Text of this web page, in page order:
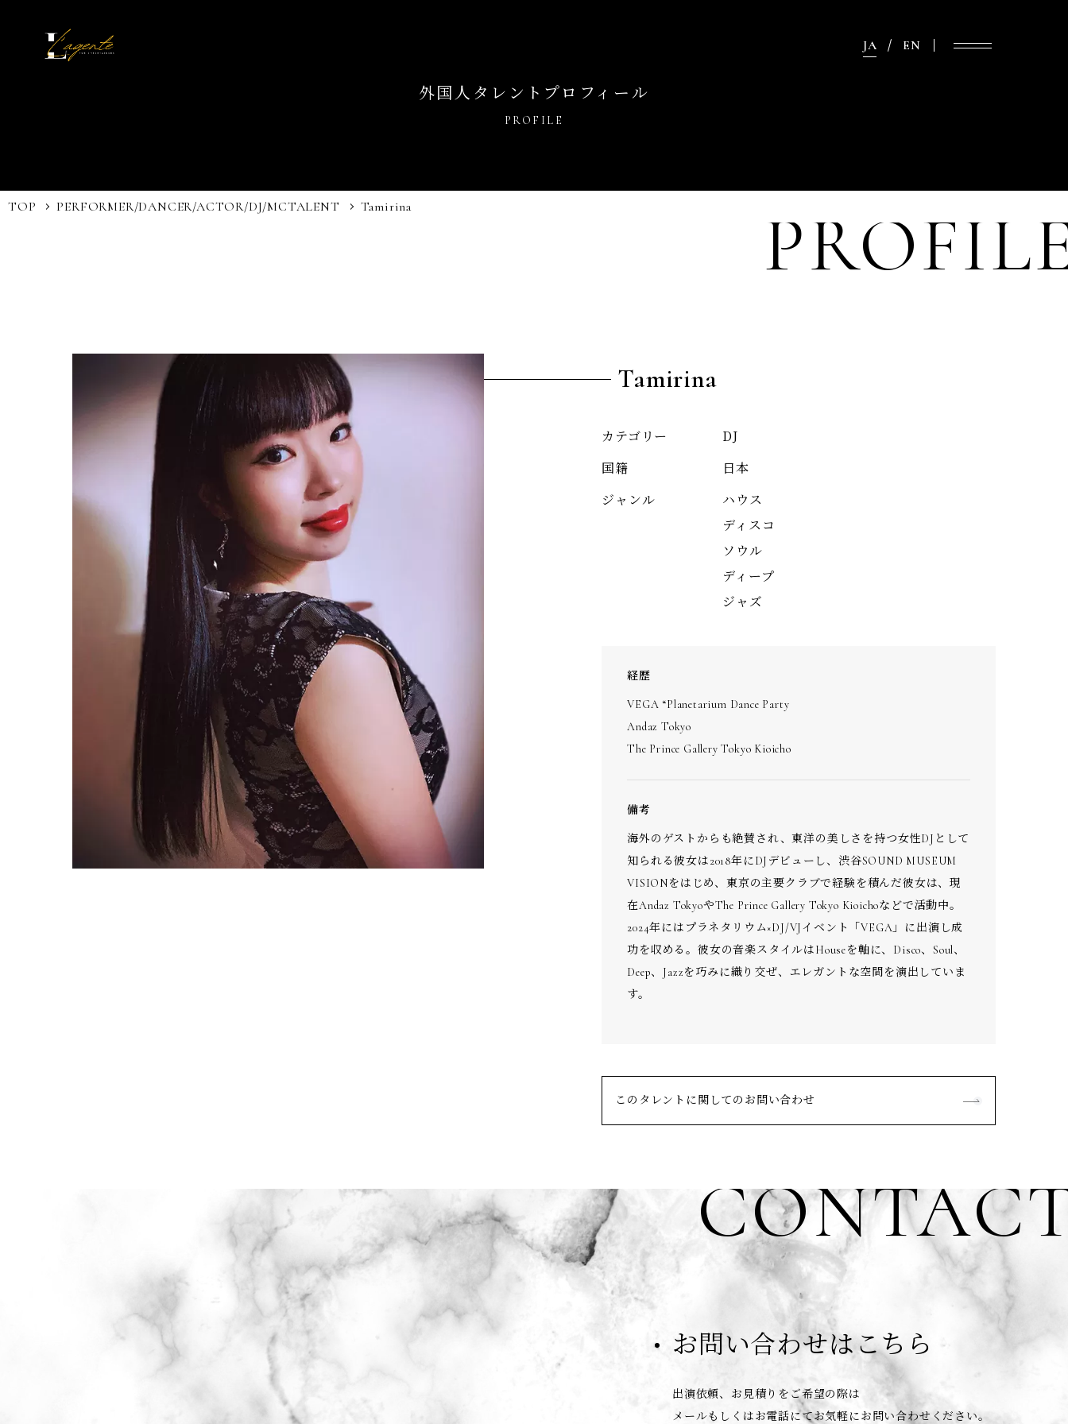
JA EN
外国人タレントプロフィール
PROFILE
TOP PERFORMER/DANCER/ACTOR/DJ/MCTALENT Tamirina
Tamirina
カテゴリー DJ
国籍 日本
ジャンル
ハウス
ディスコ
ソウル
ディープ
ジャズ
経歴
VEGA “Planetarium Dance Party
Andaz Tokyo
The Prince Gallery Tokyo Kioicho
備考
海外のゲストからも絶賛され、東洋の美しさを持つ女性DJとして
知られる彼女は2018年にDJデビューし、渋谷SOUND MUSEUM
VISIONをはじめ、東京の主要クラブで経験を積んだ彼女は、現
在Andaz TokyoやThe Prince Gallery Tokyo Kioichoなどで活動中。
2024年にはプラネタリウム×DJ/VJイベント「VEGA」に出演し成
功を収める。彼女の音楽スタイルはHouseを軸に、Disco、Soul、
Deep、Jazzを巧みに織り交ぜ、エレガントな空間を演出していま
す。
このタレントに関してのお問い合わせ
お問い合わせはこちら
出演依頼、お見積りをご希望の際は
メールもしくはお電話にてお気軽にお問い合わせください。